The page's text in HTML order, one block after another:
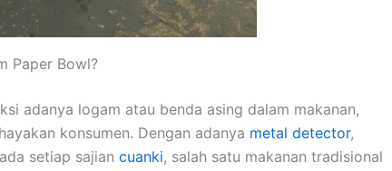
Paper Bowl?
adanya logam atau benda asing dalam makanan,
konsumen. Dengan adanya metal detector,
setiap sajian cuanki, salah satu makanan tradisional